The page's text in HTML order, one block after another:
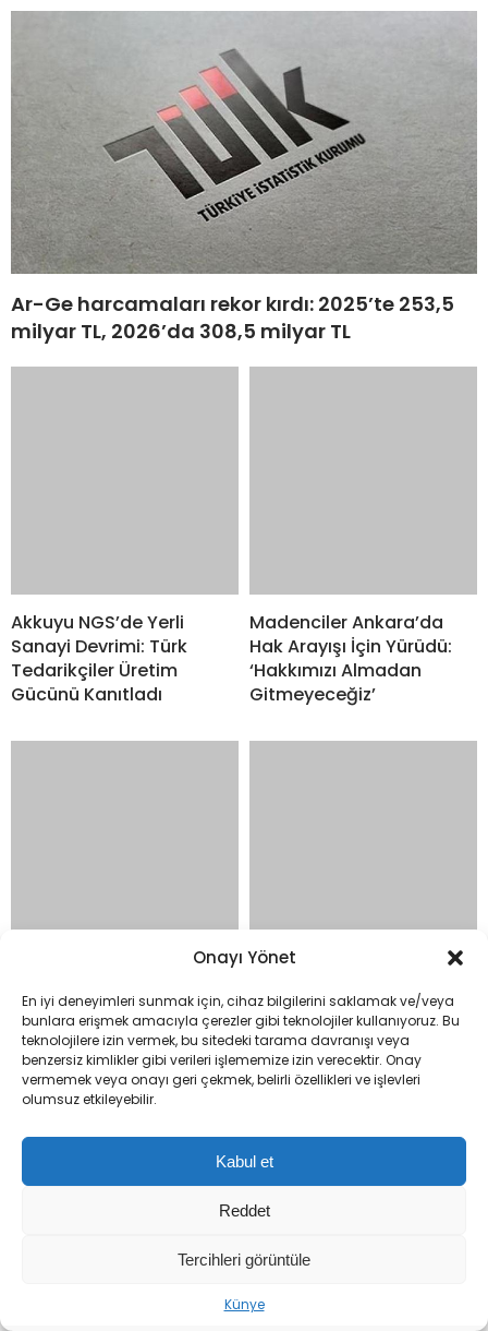
Onayı Yönet
En iyi deneyimleri sunmak için, cihaz bilgilerini saklamak ve/veya
bunlara erişmek amacıyla çerezler gibi teknolojiler kullanıyoruz. Bu
teknolojilere izin vermek, bu sitedeki tarama davranışı veya
benzersiz kimlikler gibi verileri işlememize izin verecektir. Onay
vermemek veya onayı geri çekmek, belirli özellikleri ve işlevleri
olumsuz etkileyebilir.
Kabul et
Reddet
Tercihleri görüntüle
Künye
Ar-Ge harcamaları rekor kırdı: 2025’te 253,5
milyar TL, 2026’da 308,5 milyar TL
Akkuyu NGS’de Yerli
Sanayi Devrimi: Türk
Tedarikçiler Üretim
Gücünü Kanıtladı
Madenciler Ankara’da
Hak Arayışı İçin Yürüdü:
‘Hakkımızı Almadan
Gitmeyeceğiz’
Merkez Bankası Başkanı
Karahan, Erzurum’da İş
Dünyasıyla Buluştu:
Ekonomide Yeni Dönem
TÜBİTAK’tan Türkiye’ye
Bilim Köprüsü: 75
Araştırmacı Destek
Almaya Hak Kazandı